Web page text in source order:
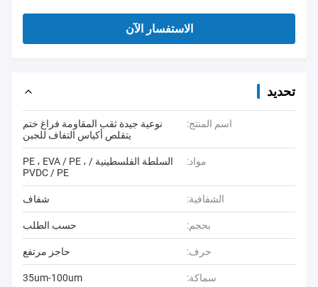
الاستفسار الآن
تحديد
اسم المنتج:
نوعية جيدة ثقب المقاومة فراغ ختم
يتقلص أكياس التفاف للجبن
مواد:
السلطة الفلسطينية / PE ، EVA / PE ،
PVDC / PE
الشفافية: شفاف
بحجم: حسب الطلب
حرف: حاجز مرتفع
سماكة: 35um-100um